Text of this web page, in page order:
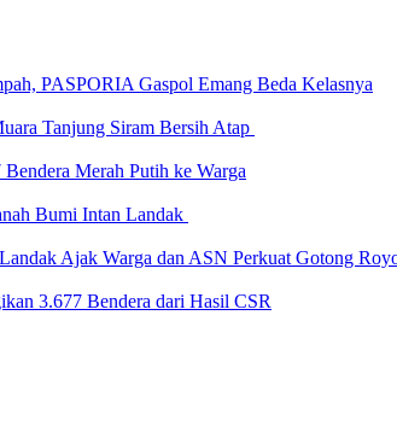
PASPORIA Gaspol Emang Beda Kelasnya
Tanjung Siram Bersih Atap
Merah Putih ke Warga
Bumi Intan Landak
Ajak Warga dan ASN Perkuat Gotong
3.677 Bendera dari Hasil CSR